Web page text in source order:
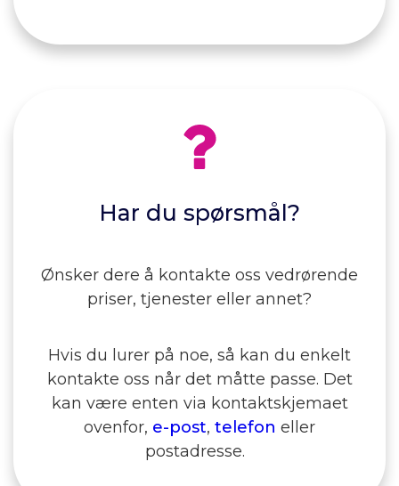
Har du spørsmål?
Ønsker dere å kontakte oss vedrørende
priser, tjenester eller annet?
Hvis du lurer på noe, så kan du enkelt
kontakte oss når det måtte passe. Det
kan være enten via kontaktskjemaet
ovenfor, e-post, telefon eller
postadresse.